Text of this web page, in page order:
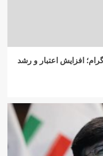
افزایش اعتبار و رشد